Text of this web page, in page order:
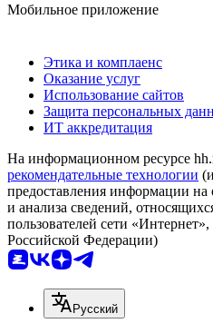
Мобильное приложение
Этика и комплаенс
Оказание услуг
Использование сайтов
Защита персональных
ИТ аккредитация
На информационном ресурсе
рекомендательные технологии
предоставления информации на
и анализа сведений,
пользователей сети
Российской Федерации)
Русский